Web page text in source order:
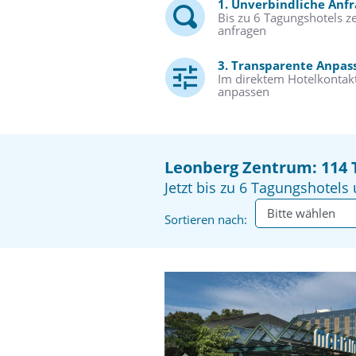
1. Unverbindliche
Bis zu 6 Tagungshotels
anfragen
3. Transparente
Im direktem
anpassen
Leonberg Zentrum: 114
Jetzt bis zu 6
Sortieren nach: